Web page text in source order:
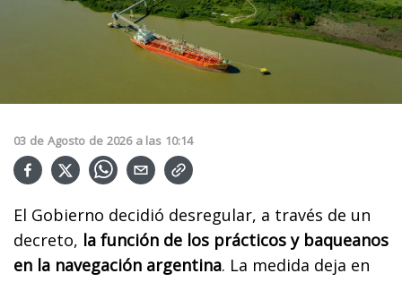
03 de Agosto de 2026 a las 10:14
El Gobierno decidió desregular, a través de un
decreto, la función de los prácticos y baqueanos
en la navegación argentina. La medida deja en